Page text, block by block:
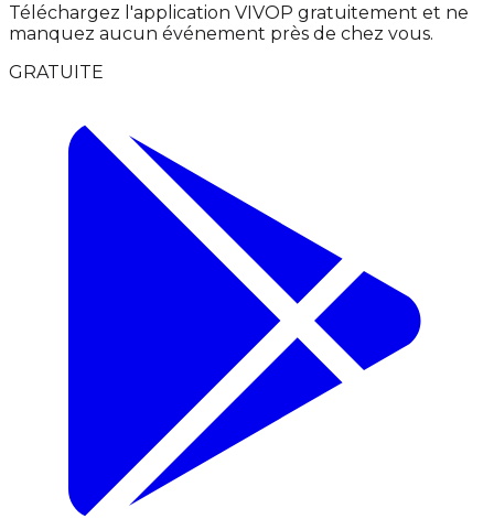
Téléchargez l'application VIVOP gratuitement et ne
manquez aucun événement près de chez vous.
GRATUITE